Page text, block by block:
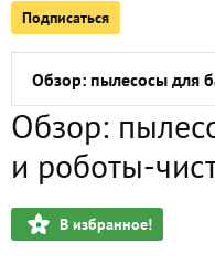
Подписаться
Аккумуляторные
Обзор: пылесосы для
Снегоход из
Как выбрать
Праздник урожая в
Обзор:
и роботы-
В избранное!